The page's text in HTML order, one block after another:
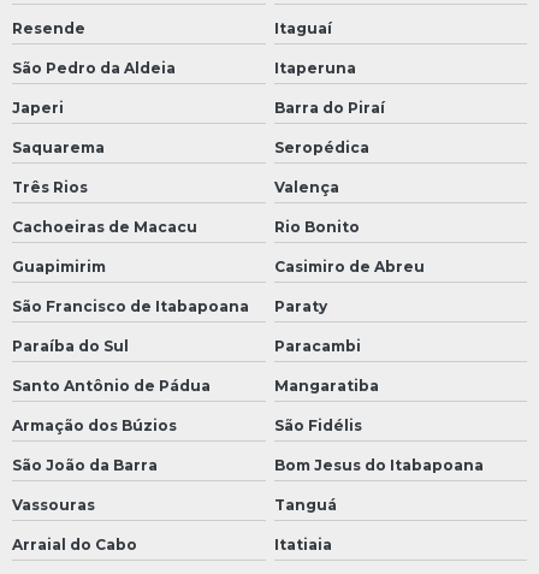
Resende Itaguaí
São Pedro da Aldeia Itaperuna
Japeri Barra do Piraí
Saquarema Seropédica
Três Rios Valença
Cachoeiras de Macacu Rio Bonito
Guapimirim Casimiro de Abreu
São Francisco de Itabapoana Paraty
Paraíba do Sul Paracambi
Santo Antônio de Pádua Mangaratiba
Armação dos Búzios São Fidélis
São João da Barra Bom Jesus do Itabapoana
Vassouras Tanguá
Arraial do Cabo Itatiaia